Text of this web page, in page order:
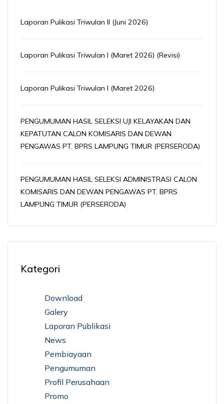
Laporan Pulikasi Triwulan II (Juni 2026)
Laporan Pulikasi Triwulan I (Maret 2026) (Revisi)
Laporan Pulikasi Triwulan I (Maret 2026)
PENGUMUMAN HASIL SELEKSI UJI KELAYAKAN DAN
KEPATUTAN CALON KOMISARIS DAN DEWAN
PENGAWAS PT. BPRS LAMPUNG TIMUR (PERSERODA)
PENGUMUMAN HASIL SELEKSI ADMINISTRASI CALON
KOMISARIS DAN DEWAN PENGAWAS PT. BPRS
LAMPUNG TIMUR (PERSERODA)
Kategori
Download
Galery
Laporan Publikasi
News
Pembiayaan
Pengumuman
Profil Perusahaan
Promo